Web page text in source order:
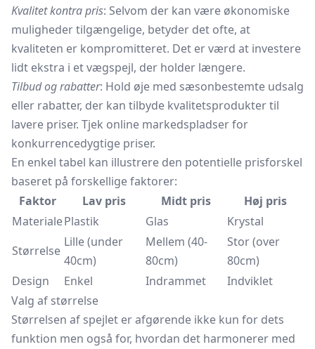
Kvalitet kontra pris: Selvom der kan være økonomiske
muligheder tilgængelige, betyder det ofte, at
kvaliteten er kompromitteret. Det er værd at investere
lidt ekstra i et vægspejl, der holder længere.
Tilbud og rabatter: Hold øje med sæsonbestemte udsalg
eller rabatter, der kan tilbyde kvalitetsprodukter til
lavere priser. Tjek online markedspladser for
konkurrencedygtige priser.
En enkel tabel kan illustrere den potentielle prisforskel
baseret på forskellige faktorer:
Faktor
Lav pris Midt pris
Høj pris
MaterialePlastik Glas
Krystal
Størrelse
Lille (under
40cm)
Mellem (40-
80cm)
Stor (over
80cm)
Design
Enkel Indrammet
Indviklet
Valg af størrelse
Størrelsen af spejlet er afgørende ikke kun for dets
funktion men også for, hvordan det harmonerer med